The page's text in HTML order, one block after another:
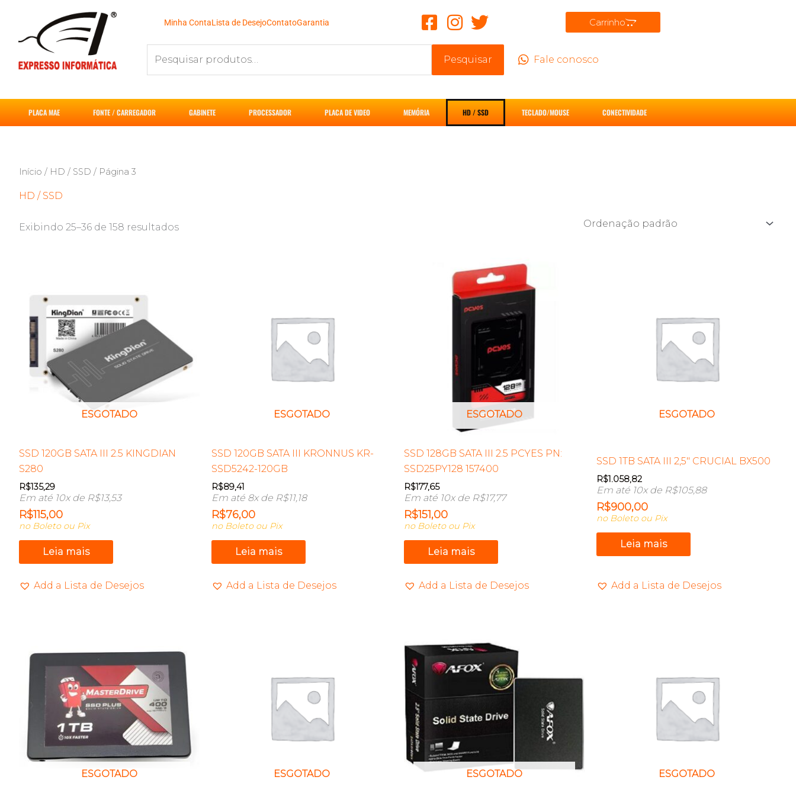
conteúdo
Minha ContaLista de DesejoContatoGarantia Carrinho
por:
Pesquisar Fale conosco
PLACA MAE FONTE / CARREGADOR GABINETE PROCESSADOR PLACA DE VIDEO MEMÓRIA HD / SSD TECLADO/MOUSE CONECTIVIDADE
Início / HD / SSD / Página 3
HD / SSD
Exibindo 25–36 de 158 resultados
ESGOTADO
SSD 120GB SATA III 2.5 KINGDIAN
S280
R$135,29
Em até 10x de R$13,53
R$115,00
no Boleto ou Pix
Leia mais
Add a Lista de Desejos
ESGOTADO
SSD 120GB SATA III KRONNUS KR-
SSD5242-120GB
R$89,41
Em até 8x de R$11,18
R$76,00
no Boleto ou Pix
Leia mais
Add a Lista de Desejos
ESGOTADO
SSD 128GB SATA III 2.5 PCYES PN:
SSD25PY128 157400
R$177,65
Em até 10x de R$17,77
R$151,00
no Boleto ou Pix
Leia mais
Add a Lista de Desejos
ESGOTADO
SSD 1TB SATA III 2,5″ CRUCIAL BX500
R$1.058,82
Em até 10x de R$105,88
R$900,00
no Boleto ou Pix
Leia mais
Add a Lista de Desejos
ESGOTADO ESGOTADO ESGOTADO ESGOTADO